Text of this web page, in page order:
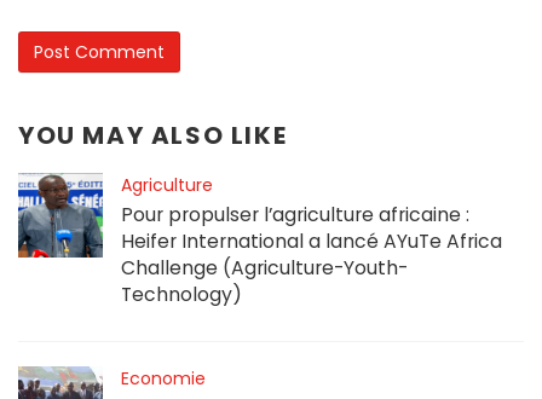
YOU MAY ALSO LIKE
Agriculture
Pour propulser l’agriculture africaine :
Heifer International a lancé AYuTe Africa
Challenge (Agriculture-Youth-
Technology)
Economie